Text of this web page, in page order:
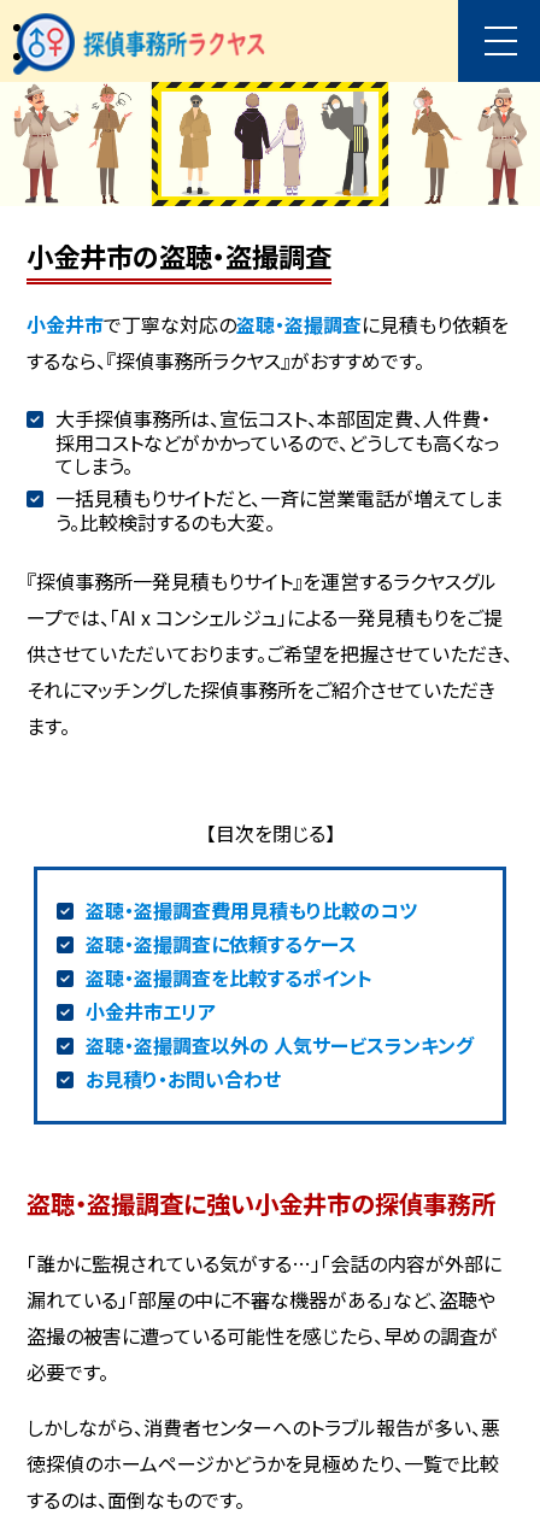
小金井市の盗聴・盗撮調査
小金井市で丁寧な対応の盗聴・盗撮調査に見積もり依頼を
するなら、『探偵事務所ラクヤス』がおすすめです。
大手探偵事務所は、宣伝コスト、本部固定費、人件費・
採用コストなどがかかっているので、どうしても高くなっ
てしまう。
一括見積もりサイトだと、一斉に営業電話が増えてしま
う。比較検討するのも大変。
『探偵事務所一発見積もりサイト』を運営するラクヤスグル
ープでは、「AI x コンシェルジュ」による一発見積もりをご提
供させていただいております。ご希望を把握させていただき、
それにマッチングした探偵事務所をご紹介させていただき
ます。
盗聴・盗撮調査費用見積もり比較のコツ
盗聴・盗撮調査に依頼するケース
盗聴・盗撮調査を比較するポイント
小金井市エリア
盗聴・盗撮調査以外の 人気サービスランキング
お見積り・お問い合わせ
盗聴・盗撮調査に強い小金井市の探偵事務所
「誰かに監視されている気がする…」「会話の内容が外部に
漏れている」「部屋の中に不審な機器がある」など、盗聴や
盗撮の被害に遭っている可能性を感じたら、早めの調査が
必要です。
しかしながら、消費者センターへのトラブル報告が多い、悪
徳探偵のホームページかどうかを見極めたり、一覧で比較
するのは、面倒なものです。